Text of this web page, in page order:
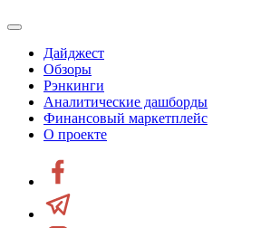
Дайджест
Обзоры
Рэнкинги
Аналитические дашборды
Финансовый маркетплейс
О проекте